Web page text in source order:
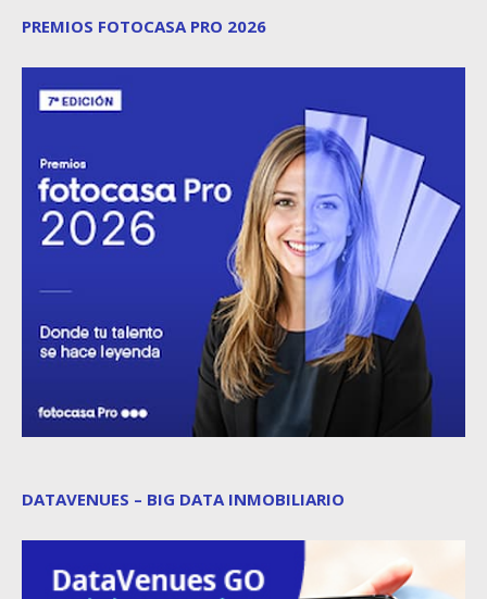
PREMIOS FOTOCASA PRO 2026
DATAVENUES – BIG DATA INMOBILIARIO